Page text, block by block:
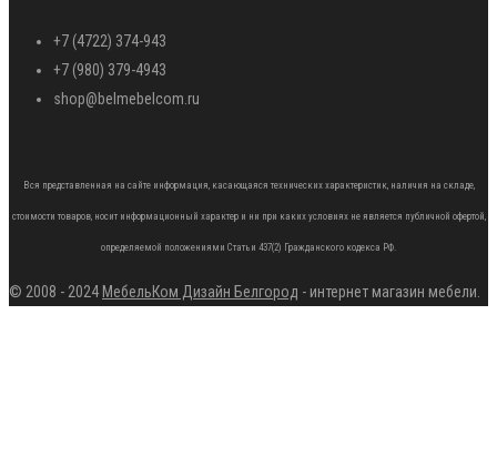
+7 (4722) 374-943
+7 (980) 379-4943
shop@belmebelcom.ru
Вся представленная на сайте информация, касающаяся технических характеристик, наличия на складе,
стоимости товаров, носит информационный характер и ни при каких условиях не является публичной офертой,
определяемой положениями Статьи 437(2) Гражданского кодекса РФ.
© 2008 - 2024 МебельКом Дизайн Белгород - интернет магазин мебели.